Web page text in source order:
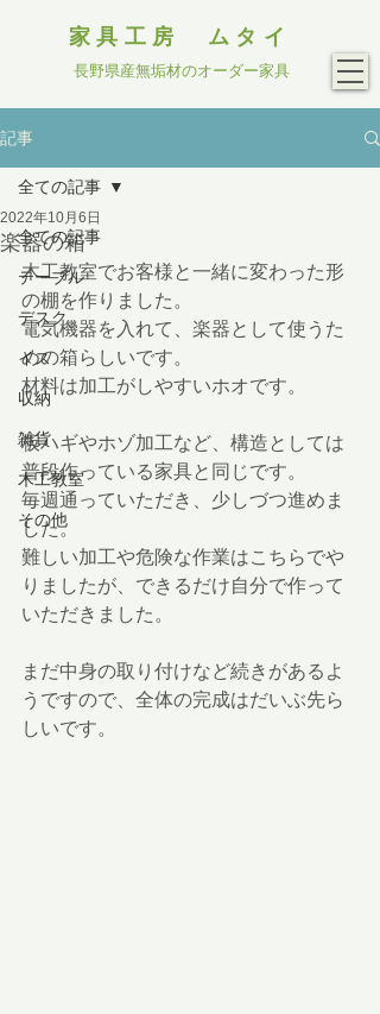
家具工房 ムタイ
長野県産無垢材のオーダー家具
記事
全ての記事
テーブル
デスク
イス
収納
雑貨
木工教室
その他
全ての記事
楽器の箱
2022年10月6日
木工教室でお客様と一緒に変わった形
の棚を作りました。
電気機器を入れて、楽器として使うた
めの箱らしいです。
材料は加工がしやすいホオです。
板ハギやホゾ加工など、構造としては
普段作っている家具と同じです。
毎週通っていただき、少しづつ進めま
した。
難しい加工や危険な作業はこちらでや
りましたが、できるだけ自分で作って
いただきました。
まだ中身の取り付けなど続きがあるよ
うですので、全体の完成はだいぶ先ら
しいです。